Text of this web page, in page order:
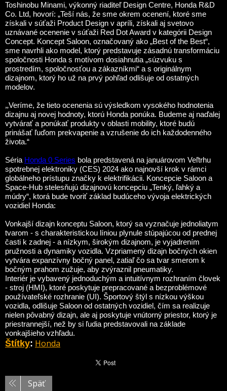
Toshinobu Minami, výkonný riaditeľ Design Centre, Honda R&D
Co. Ltd, hovorí: „Teší nás, že sme okrem ocenení, ktoré sme
získali v súťaži Product Design v apríli, získali aj svetovo
uznávané ocenenie v súťaži Red Dot Award v kategórii Design
Concept. Koncept Saloon, označovaný ako „Best of the Best“,
sme navrhli ako model, ktorý predstavuje zásadnú transformáciu
spoločnosti Honda s motívom dosiahnutia „súzvuku s
prostredím, spoločnosťou a zákazníkmi“ a s originálnym
dizajnom, ktorý ho už na prvý pohľad odlišuje od ostatných
modelov.
„Veríme, že tieto ocenenia sú výsledkom vysokého hodnotenia
dizajnu aj novej hodnoty, ktorú Honda ponúka. Budeme aj naďalej
vytvárať a ponúkať produkty v oblasti mobility, ktoré budú
prinášať ľuďom prekvapenie a vzrušenie do ich každodenného
života.“
Séria Honda 0 Series bola predstavená na januárovom Veľtrhu
spotrebnej elektroniky (CES) 2024 ako najnovší krok v rámci
globálneho prístupu značky k elektrifikácii. Koncepcie Saloon a
Space-Hub stelesňujú dizajnovú koncepciu „Tenký, ľahký a
múdry“, ktorá bude tvoriť základ budúceho vývoja elektrických
vozidiel Honda:
Vonkajší dizajn konceptu Saloon, ktorý sa vyznačuje jednoliatym
tvarom - s charakteristickou líniou plynule stúpajúcou od prednej
časti k zadnej - a nízkym, širokým dizajnom, je vyjadrením
pružnosti a dynamiky vozidla. Vzpriamený dizajn bočných okien
vytvára expanzívny bočný panel, zatiaľ čo sa tvar smerom k
bočným prahom zužuje, aby zvýraznil pneumatiky.
Interiér je vybavený jednoduchým a intuitívnym rozhraním človek
- stroj (HMI), ktoré poskytuje prepracované a bezproblémové
používateľské rozhranie (UI). Športový štýl s nízkou výškou
vozidla, odlišuje Saloon od ostatných vozidiel, čím sa realizuje
nielen pôvabný dizajn, ale aj poskytuje vnútorný priestor, ktorý je
priestrannejší, než by si ľudia predstavovali na základe
vonkajšieho vzhľadu.
Štítky: Honda
Späť